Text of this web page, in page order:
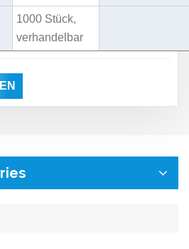
1000 Stück,
verhandelbar